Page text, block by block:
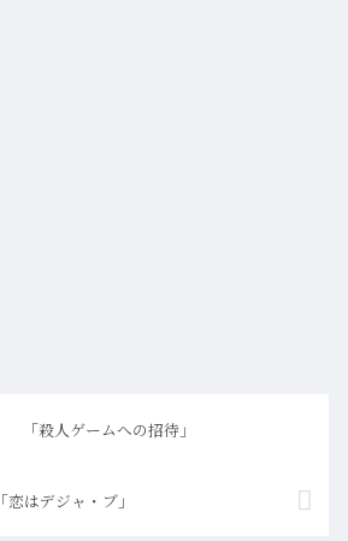
「殺人ゲームへの招待」
「恋はデジャ・ブ」